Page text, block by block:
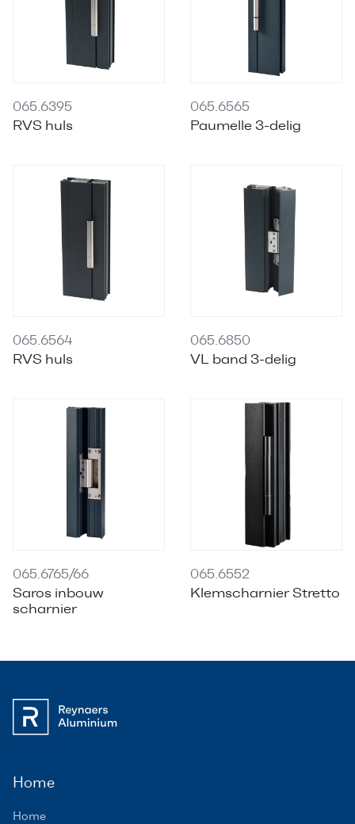
065.6395
RVS huls
065.6565
Paumelle 3-delig
065.6564
RVS huls
065.6850
VL band 3-delig
065.6765/66
Saros inbouw
scharnier
065.6552
Klemscharnier Stretto
Home
Home